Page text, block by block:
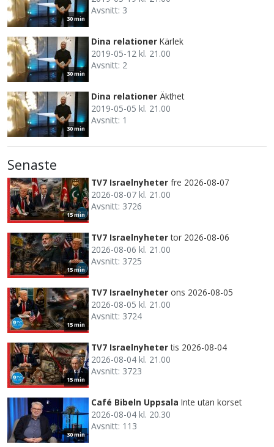
30 min
Avsnitt: 3
30 min
Dina relationer Kärlek
2019-05-12 kl. 21.00
Avsnitt: 2
30 min
Dina relationer Äkthet
2019-05-05 kl. 21.00
Avsnitt: 1
Senaste
15 min
TV7 Israelnyheter fre 2026-08-07
2026-08-07 kl. 21.00
Avsnitt: 3726
15 min
TV7 Israelnyheter tor 2026-08-06
2026-08-06 kl. 21.00
Avsnitt: 3725
15 min
TV7 Israelnyheter ons 2026-08-05
2026-08-05 kl. 21.00
Avsnitt: 3724
15 min
TV7 Israelnyheter tis 2026-08-04
2026-08-04 kl. 21.00
Avsnitt: 3723
30 min
Café Bibeln Uppsala Inte utan korset
2026-08-04 kl. 20.30
Avsnitt: 113